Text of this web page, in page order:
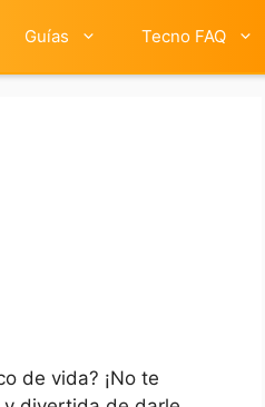
Guías Tecno FAQ
de vida? ¡No te